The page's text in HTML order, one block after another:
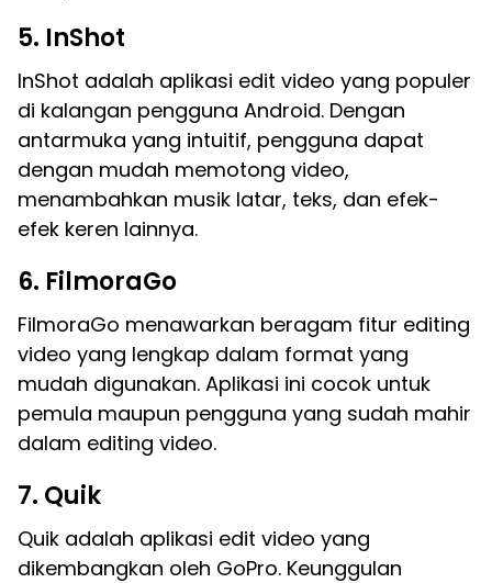
5. InShot
InShot adalah aplikasi edit video yang populer
di kalangan pengguna Android. Dengan
antarmuka yang intuitif, pengguna dapat
dengan mudah memotong video,
menambahkan musik latar, teks, dan efek-
efek keren lainnya.
6. FilmoraGo
FilmoraGo menawarkan beragam fitur editing
video yang lengkap dalam format yang
mudah digunakan. Aplikasi ini cocok untuk
pemula maupun pengguna yang sudah mahir
dalam editing video.
7. Quik
Quik adalah aplikasi edit video yang
dikembangkan oleh GoPro. Keunggulan